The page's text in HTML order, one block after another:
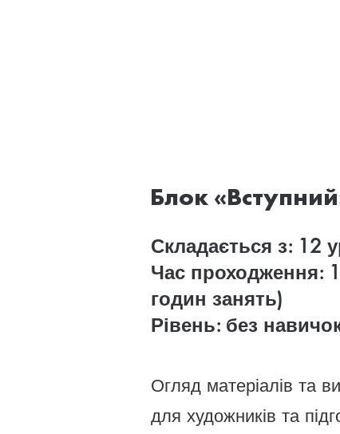
Блок
Складається з: 12
Час проходження:
годин занять)
Рівень: без
Огляд матеріалів та
для художників та